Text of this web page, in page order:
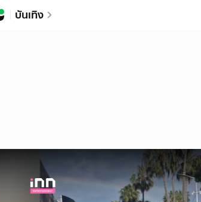
บันเทิง